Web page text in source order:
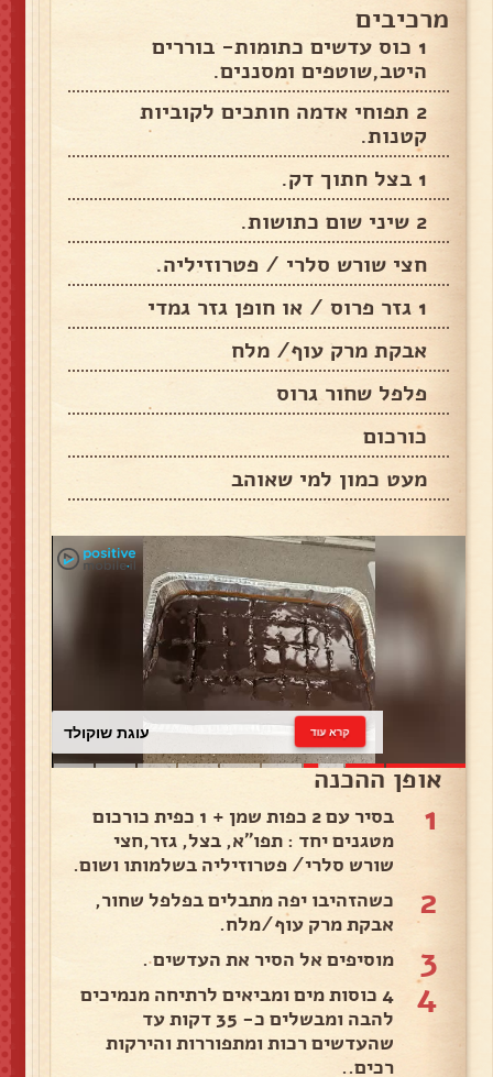
מרכיבים
1 כוס עדשים כתומות- בוררים
היטב,שוטפים ומסננים.
2 תפוחי אדמה חותכים לקוביות
קטנות.
1 בצל חתוך דק.
2 שיני שום כתושות.
חצי שורש סלרי / פטרוזיליה.
1 גזר פרוס / או חופן גזר גמדי
אבקת מרק עוף/ מלח
פלפל שחור גרוס
כורכום
מעט כמון למי שאוהב
עוגת שוקולד קרא עוד
אופן ההכנה
1
בסיר עם 2 כפות שמן + 1 כפית כורכום
מטגנים יחד : תפו"א, בצל, גזר,חצי
שורש סלרי/ פטרוזיליה בשלמותו ושום.
2
כשהזהיבו יפה מתבלים בפלפל שחור,
אבקת מרק עוף/מלח.
3 מוסיפים אל הסיר את העדשים .
4
4 כוסות מים ומביאים לרתיחה מנמיכים
להבה ומבשלים כ- 35 דקות עד
שהעדשים רכות ומתפוררות והירקות
רכים..